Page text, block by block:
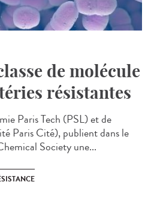
de molécule
résistantes
Paris Tech (PSL) et de
Paris Cité), publient dans le
Society une...